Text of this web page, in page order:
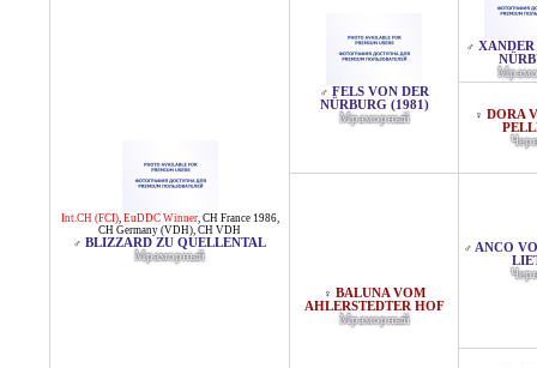
Int.CH (FCI), EuDDC Winner, CH France 1986,
CH Germany (VDH), CH VDH
♂ BLIZZARD ZU QUELLENTAL
Мраморный
♂ FELS VON DER
NÜRBURG (1981)
Мраморный
♂ XANDER
♀ DORA
♀ BALUNA VOM
AHLERSTEDTER HOF
Мраморный
♂ ANCO